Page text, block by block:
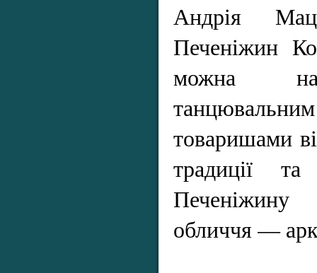
Андрія
Печеніжин
можна
товаришами
традиції
Печеніжину
обличчя —